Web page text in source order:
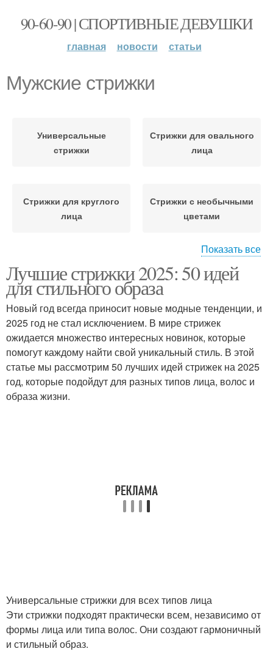
90-60-90 | СПОРТИВНЫЕ ДЕВУШКИ
главная новости статьи
Мужские стрижки
Универсальные
стрижки
Стрижки для овального
лица
Стрижки для круглого
лица
Стрижки с необычными
цветами
Уход за стрижкой Новинки в стрижках
Экологичные стрижки
Тенденции в мужских
стрижках
Короткие стрижки
Тенденции в коротких
стрижках
Показать все
Лучшие стрижки 2025: 50 идей
для стильного образа
Новый год всегда приносит новые модные тенденции, и
2025 год не стал исключением. В мире стрижек
ожидается множество интересных новинок, которые
помогут каждому найти свой уникальный стиль. В этой
статье мы рассмотрим 50 лучших идей стрижек на 2025
год, которые подойдут для разных типов лица, волос и
образа жизни.
Универсальные стрижки для всех типов лица
Эти стрижки подходят практически всем, независимо от
формы лица или типа волос. Они создают гармоничный
и стильный образ.